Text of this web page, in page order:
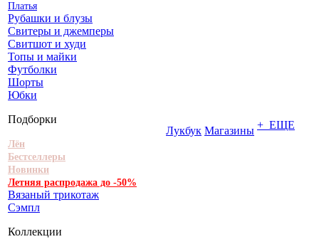
Платья
Рубашки и блузы
Свитеры и джемперы
Свитшот и худи
Топы и майки
Футболки
Шорты
Юбки
Подборки
Лён
Бестселлеры
Новинки
Летняя распродажа до -50%
Вязаный трикотаж
Сэмпл
Коллекции
Лукбук Магазины + ЕЩЕ